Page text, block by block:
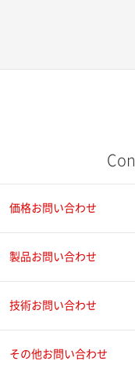
価格お問い合わせ
製品お問い合わせ
技術お問い合わせ
その他お問い合わせ